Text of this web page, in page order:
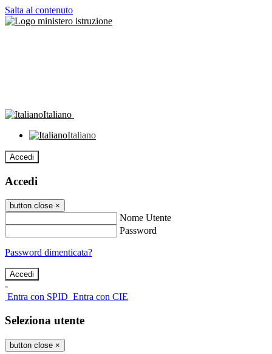
Salta al contenuto
Italiano
Italiano
Accedi
Accedi
button close ×
Nome Utente
Password
Password dimenticata?
-
Entra con SPID Entra con CIE
Seleziona utente
button close ×